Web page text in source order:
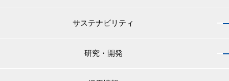
小型船舶・漁船用塗料・漁網用防汚剤
株主・投資家情報 トップサステナビリティ
サステナビリティ トップ研究・開発